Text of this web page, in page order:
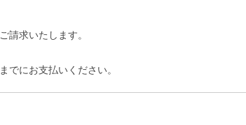
請求いたします。
でにお支払いください。